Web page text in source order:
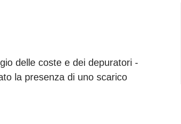
delle coste e dei depuratori -
la presenza di uno scarico